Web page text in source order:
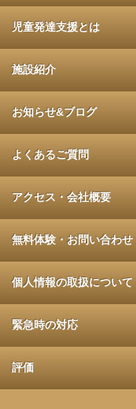
児童発達支援とは
施設紹介
お知らせ&ブログ
よくあるご質問
アクセス・会社概要
無料体験・お問い合わせ
個人情報の取扱について
緊急時の対応
評価